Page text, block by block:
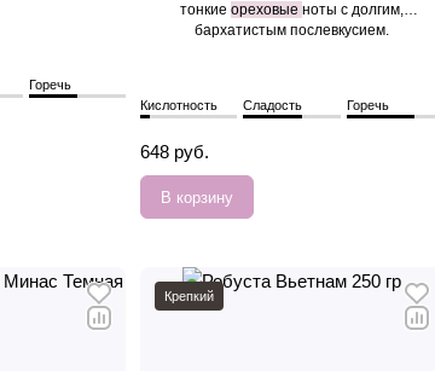
Горечь
тонкие ореховые ноты с долгим,
бархатистым послевкусием.
Кислотность Сладость Горечь
648 руб.
В корзину
Крепкий